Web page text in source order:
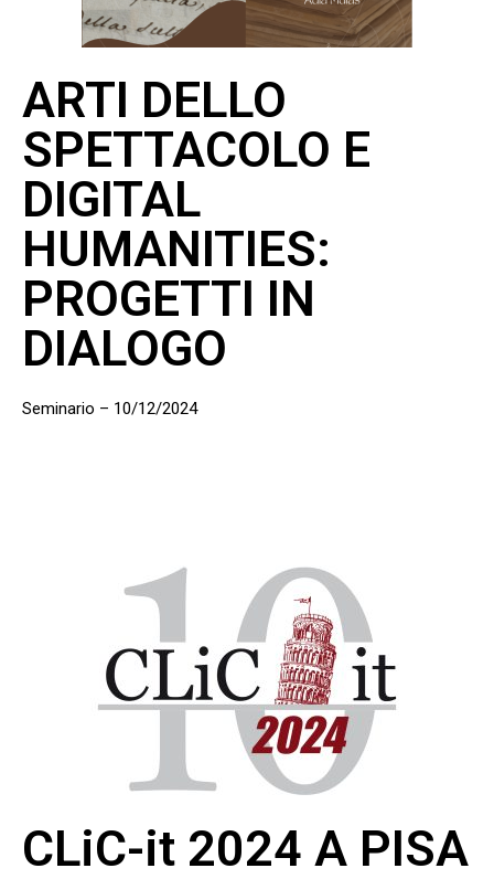
ARTI DELLO
SPETTACOLO E
DIGITAL
HUMANITIES:
PROGETTI IN
DIALOGO
Seminario – 10/12/2024
CLiC-it 2024 A PISA